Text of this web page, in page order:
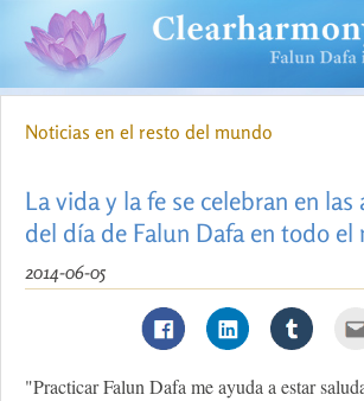
Noticias en el resto del mundo
La vida y la fe se celebran en las
del día de Falun Dafa en todo el
2014-06-05
"Practicar Falun Dafa me ayuda a estar